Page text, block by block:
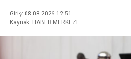
Giriş: 08-08-2026 12:51
Kaynak: HABER MERKEZI